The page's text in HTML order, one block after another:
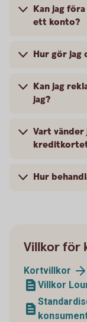
Kan jag
ett konto?
Hur gör jag
Kan jag
jag?
Vart vänder
Hur
Villkor för
Kortvillkor
Villkor